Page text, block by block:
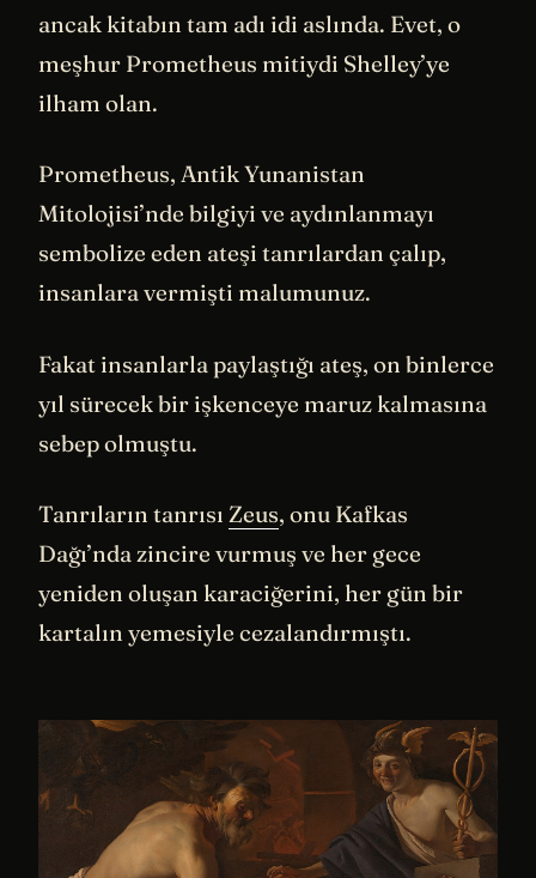
ancak kitabın tam adı idi aslında. Evet, o
meşhur Prometheus mitiydi Shelley’ye
ilham olan.
Prometheus, Antik Yunanistan
Mitolojisi’nde bilgiyi ve aydınlanmayı
sembolize eden ateşi tanrılardan çalıp,
insanlara vermişti malumunuz.
Fakat insanlarla paylaştığı ateş, on binlerce
yıl sürecek bir işkenceye maruz kalmasına
sebep olmuştu.
Tanrıların tanrısı Zeus, onu Kafkas
Dağı’nda zincire vurmuş ve her gece
yeniden oluşan karaciğerini, her gün bir
kartalın yemesiyle cezalandırmıştı.